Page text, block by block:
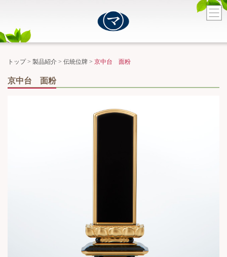
トップ> 製品紹介 > 伝統位牌 > 京中台 面粉
京中台 面粉